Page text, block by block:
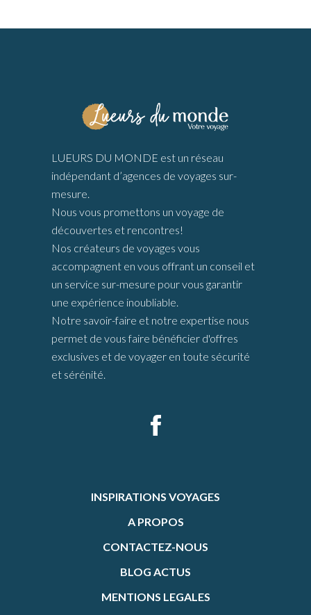
LUEURS DU MONDE est un réseau
indépendant d’agences de voyages sur-
mesure.
Nous vous promettons un voyage de
découvertes et rencontres!
Nos créateurs de voyages vous
accompagnent en vous offrant un conseil et
un service sur-mesure pour vous garantir
une expérience inoubliable.
Notre savoir-faire et notre expertise nous
permet de vous faire bénéficier d'offres
exclusives et de voyager en toute sécurité
et sérénité.
INSPIRATIONS VOYAGES
A PROPOS
CONTACTEZ-NOUS
BLOG ACTUS
MENTIONS LEGALES